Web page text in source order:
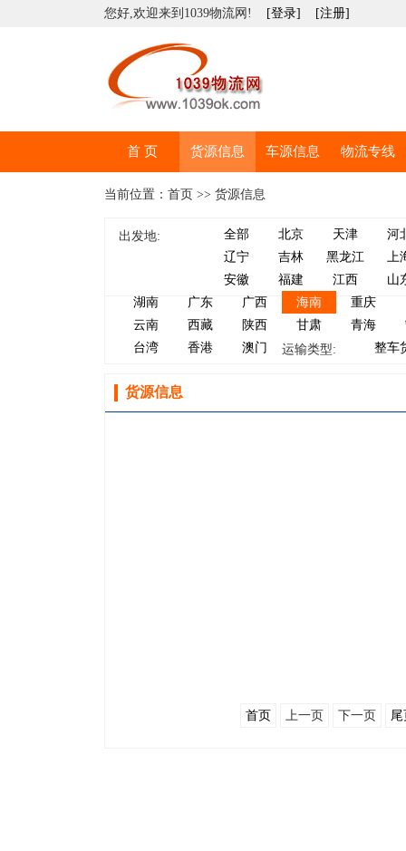
您好,欢迎来到1039物流网! [登录] [注册]
首 页 货源信息 车源信息 物流专线
当前位置：首页 >> 货源信息
出发地: 全部 北京 天津
河
辽宁
吉林 黑龙江
上
安徽
福建 江西
山
湖南
广东 广西 海南 重庆
云南
西藏 陕西 甘肃 青海
台湾
香港 澳门 运输类型: 整车
货源信息
首页 上一页 下一页 尾